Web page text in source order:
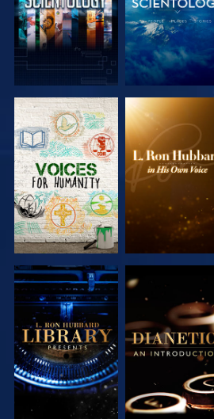
SERIE
ENTDECKEN
SERIE
ENTDECKEN
SERIE
ENTDECKEN
SERIE
ENTDECKEN